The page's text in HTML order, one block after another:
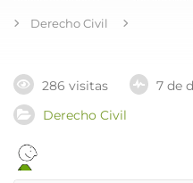
Derecho Civil
286 visitas
7 de
Derecho Civil